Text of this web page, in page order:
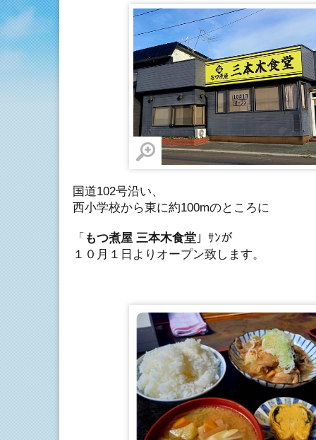
国道102号沿い、
西小学校から東に約100mのところに
「 もつ煮屋 三本木食堂 」ｻﾝが
１０月１日よりオープン致します。